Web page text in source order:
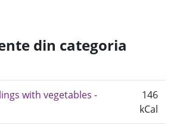
din categoria
with vegetables -
146
kCal